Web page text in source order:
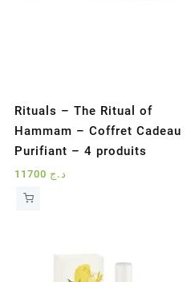
Rituals – The Ritual of
Hammam – Coffret Cadeau
Purifiant – 4 produits
د.ج